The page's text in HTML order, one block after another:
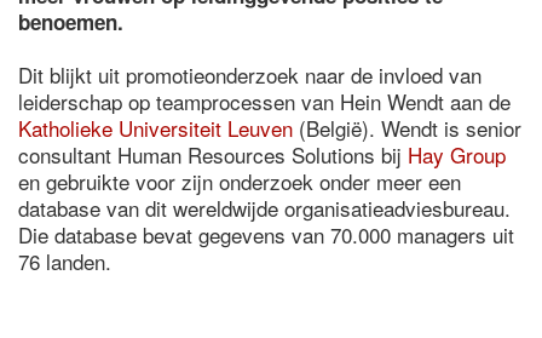
benoemen.
Dit blijkt uit promotieonderzoek naar de invloed van
leiderschap op teamprocessen van Hein Wendt aan de
Katholieke Universiteit Leuven (België). Wendt is senior
consultant Human Resources Solutions bij Hay Group
en gebruikte voor zijn onderzoek onder meer een
database van dit wereldwijde organisatieadviesbureau.
Die database bevat gegevens van 70.000 managers uit
76 landen.